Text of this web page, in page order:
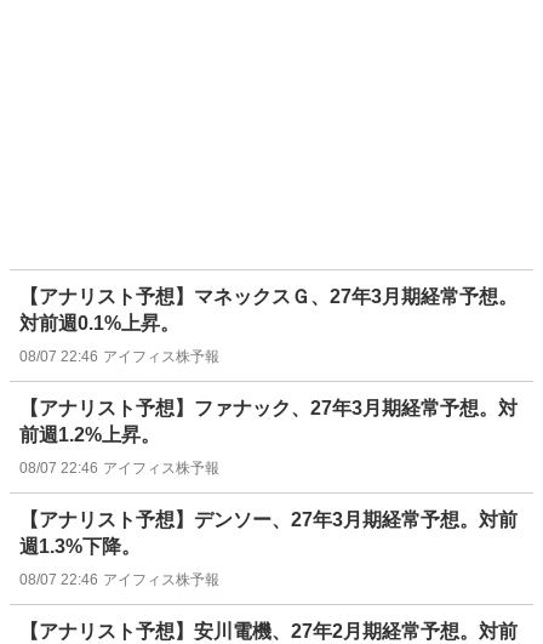
【アナリスト予想】マネックスＧ、27年3月期経常予想。
対前週0.1%上昇。
08/07 22:46 アイフィス株予報
【アナリスト予想】ファナック、27年3月期経常予想。対
前週1.2%上昇。
08/07 22:46 アイフィス株予報
【アナリスト予想】デンソー、27年3月期経常予想。対前
週1.3%下降。
08/07 22:46 アイフィス株予報
【アナリスト予想】安川電機、27年2月期経常予想。対前